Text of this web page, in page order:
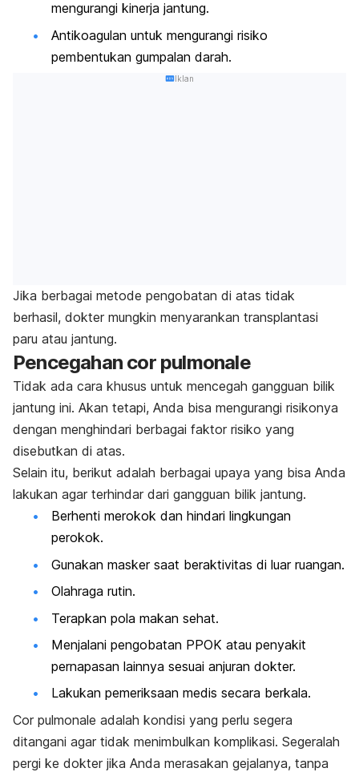
mengurangi kinerja jantung.
Antikoagulan untuk mengurangi risiko
pembentukan gumpalan darah.
Iklan
Jika berbagai metode pengobatan di atas tidak
berhasil, dokter mungkin menyarankan transplantasi
paru atau jantung.
Pencegahan cor pulmonale
Tidak ada cara khusus untuk mencegah gangguan bilik
jantung ini. Akan tetapi, Anda bisa mengurangi risikonya
dengan menghindari berbagai faktor risiko yang
disebutkan di atas.
Selain itu, berikut adalah berbagai upaya yang bisa Anda
lakukan agar terhindar dari gangguan bilik jantung.
Berhenti merokok dan hindari lingkungan
perokok.
Gunakan masker saat beraktivitas di luar ruangan.
Olahraga rutin.
Terapkan pola makan sehat.
Menjalani pengobatan PPOK atau penyakit
pernapasan lainnya sesuai anjuran dokter.
Lakukan pemeriksaan medis secara berkala.
Cor pulmonale adalah kondisi yang perlu segera
ditangani agar tidak menimbulkan komplikasi. Segeralah
pergi ke dokter jika Anda merasakan gejalanya, tanpa